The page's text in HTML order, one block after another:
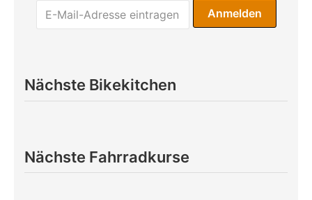
Nächste Bikekitchen
Nächste Fahrradkurse